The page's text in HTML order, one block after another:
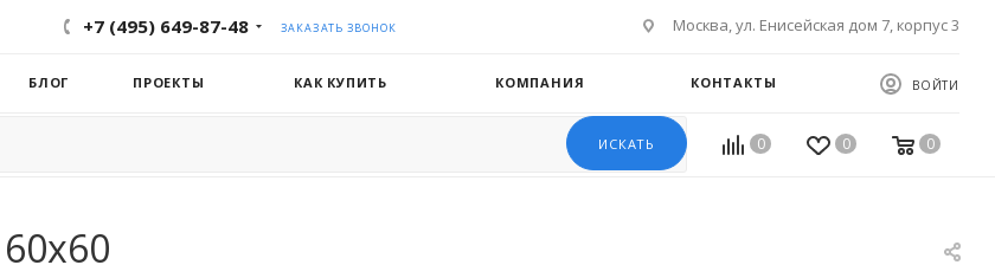
+7 (495) 649-87-48 ЗАКАЗАТЬ ЗВОНОК Москва, ул. Енисейская дом 7, корпус 3
БЛОГ ПРОЕКТЫ КАК КУПИТЬ КОМПАНИЯ КОНТАКТЫ ВОЙТИ
ИСКАТЬ 0 0 0